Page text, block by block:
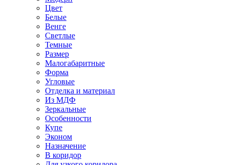
Цвет
Белые
Венге
Светлые
Темные
Размер
Малогабаритные
Форма
Угловые
Отделка и материал
Из МДФ
Зеркальные
Особенности
Купе
Эконом
Назначение
В коридор